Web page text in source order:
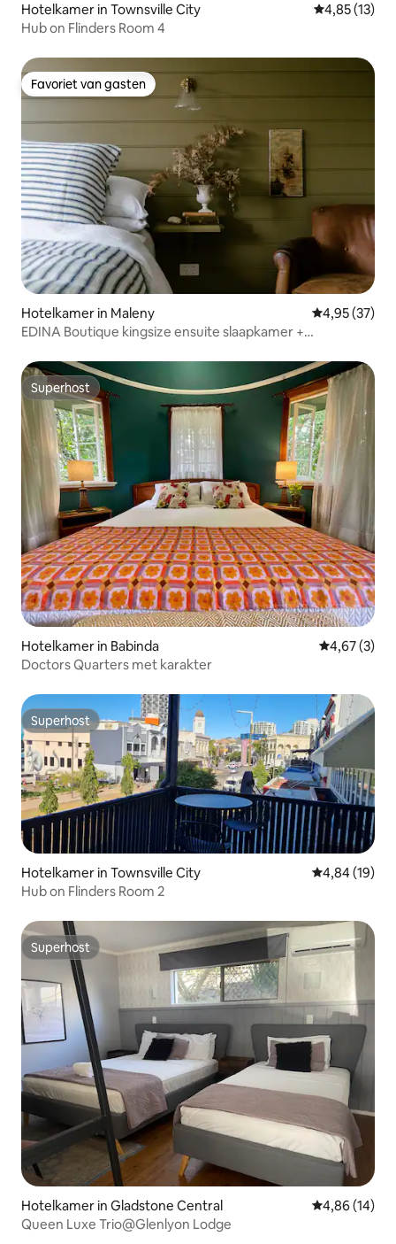
Hotelkamer in Townsville City Gemiddelde
4,85 (13)
Hub on Flinders Room 4
Favoriet van gasten
Favoriet van gasten
Hotelkamer in Maleny Gemiddelde
4,95 (37)
EDINA Boutique kingsize ensuite slaapkamer +
Superhost
Superhost
Hotelkamer in Babinda
4,67 (3)
Doctors Quarters met karakter
Superhost
Superhost
Hotelkamer in Townsville City Gemiddelde
4,84 (19)
Hub on Flinders Room 2
Superhost
Superhost
Hotelkamer in Gladstone Central Gemiddelde
4,86 (14)
Queen Luxe Trio@Glenlyon Lodge